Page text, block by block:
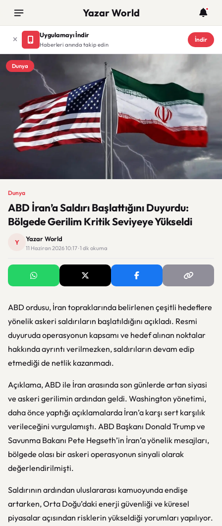
Yazar World
Uygulamayı İndir
Haberleri anında takip edin
İndir
Dunya
Dunya
ABD İran’a Saldırı Başlattığını Duyurdu:
Bölgede Gerilim Kritik Seviyeye Yükseldi
Y Yazar World
11 Haziran 2026 10:17 · 1 dk okuma
ABD ordusu, İran topraklarında belirlenen çeşitli hedeflere
yönelik askeri saldırıların başlatıldığını açıkladı. Resmi
duyuruda operasyonun kapsamı ve hedef alınan noktalar
hakkında ayrıntı verilmezken, saldırıların devam edip
etmediği de netlik kazanmadı.
Açıklama, ABD ile İran arasında son günlerde artan siyasi
ve askeri gerilimin ardından geldi. Washington yönetimi,
daha önce yaptığı açıklamalarda İran’a karşı sert karşılık
verileceğini vurgulamıştı. ABD Başkanı Donald Trump ve
Savunma Bakanı Pete Hegseth’in İran’a yönelik mesajları,
bölgede olası bir askeri operasyonun sinyali olarak
değerlendirilmişti.
Saldırının ardından uluslararası kamuoyunda endişe
artarken, Orta Doğu’daki enerji güvenliği ve küresel
piyasalar açısından risklerin yükseldiği yorumları yapılıyor.